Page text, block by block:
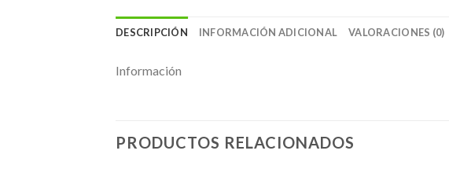
DESCRIPCIÓN INFORMACIÓN ADICIONAL VALORACIONES (0)
Información
PRODUCTOS RELACIONADOS